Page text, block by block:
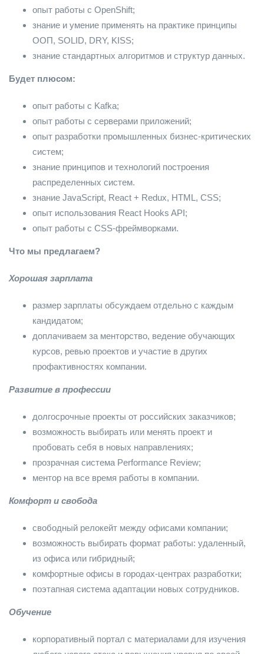
опыт работы с OpenShift;
знание и умение применять на практике принципы
ООП, SOLID, DRY, KISS;
знание стандартных алгоритмов и структур данных.
Будет плюсом:
опыт работы с Kafka;
опыт работы с серверами приложений;
опыт разработки промышленных бизнес-критических
систем;
знание принципов и технологий построения
распределенных систем.
знание JavaScript, React + Redux, HTML, CSS;
опыт использования React Hooks API;
опыт работы с CSS-фреймворками.
Что мы предлагаем?
Хорошая зарплата
размер зарплаты обсуждаем отдельно с каждым
кандидатом;
доплачиваем за менторство, ведение обучающих
курсов, ревью проектов и участие в других
профактивностях компании.
Развитие в профессии
долгосрочные проекты от российских заказчиков;
возможность выбирать или менять проект и
пробовать себя в новых направлениях;
прозрачная система Performance Review;
ментор на все время работы в компании.
Комфорт и свобода
свободный релокейт между офисами компании;
возможность выбирать формат работы: удаленный,
из офиса или гибридный;
комфортные офисы в городах-центрах разработки;
поэтапная система адаптации новых сотрудников.
Обучение
корпоративный портал с материалами для изучения